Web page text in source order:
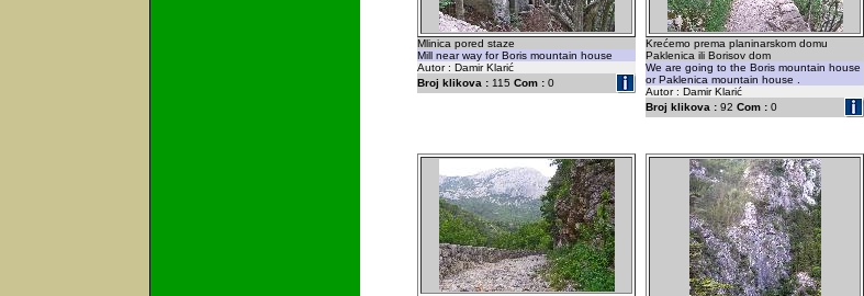
Mlinica pored staze
Mill near way for Boris mountain house
Autor : Damir Klarić
Broj klikova : 115 Com : 0
Krećemo prema planinarskom domu
Paklenica ili Borisov dom
We are going to the Boris mountain house
or Paklenica mountain house .
Autor : Damir Klarić
Broj klikova : 92 Com : 0